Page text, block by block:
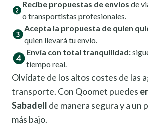
Recibe propuestas de envíos de
o transportistas profesionales.
Acepta la propuesta de quien
quien llevará tu envío.
Envía con total tranquilidad:
tiempo real.
Olvídate de los altos costes de las
transporte. Con Qoomet puedes
Sabadell de manera segura y a un
más bajo.